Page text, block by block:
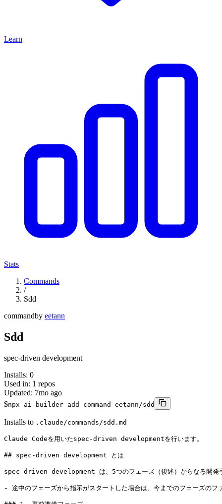
Learn
Stats
Commands
/
Sdd
commandby eetann
Sdd
spec-driven development
Installs: 0
Used in: 1 repos
Updated: 7mo ago
$npx ai-builder add command eetann/sdd
Installs to .claude/commands/sdd.md
Claude Codeを用いたspec-driven developmentを行います。
## spec-driven development とは
spec-driven development は、5つのフェーズ（後述）からなる開発
- 途中のフェーズから指示がスタートした場合は、今までのフェーズのフ